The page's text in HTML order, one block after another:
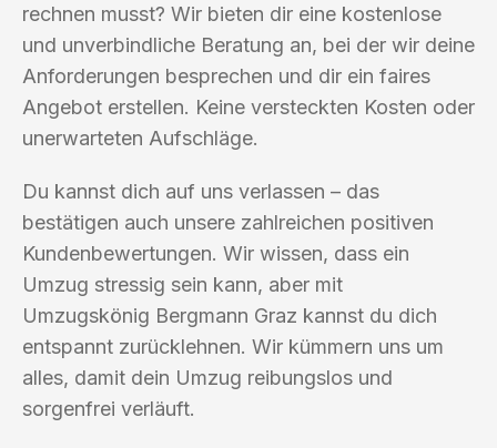
rechnen musst? Wir bieten dir eine kostenlose
und unverbindliche Beratung an, bei der wir deine
Anforderungen besprechen und dir ein faires
Angebot erstellen. Keine versteckten Kosten oder
unerwarteten Aufschläge.
Du kannst dich auf uns verlassen – das
bestätigen auch unsere zahlreichen positiven
Kundenbewertungen. Wir wissen, dass ein
Umzug stressig sein kann, aber mit
Umzugskönig Bergmann Graz kannst du dich
entspannt zurücklehnen. Wir kümmern uns um
alles, damit dein Umzug reibungslos und
sorgenfrei verläuft.